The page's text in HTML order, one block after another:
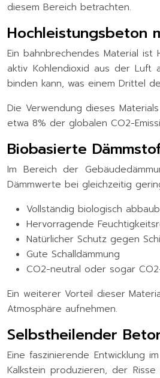
diesem Bereich betrachten.
Hochleistungsbeton
Ein bahnbrechendes Material
aktiv Kohlendioxid aus der Luft
binden kann, was einem Drittel
Die Verwendung dieses
etwa 8% der globalen CO2-
Biobasierte
Im Bereich der
Dämmwerte bei gleichzeitig
Vollständig biologisch
Hervorragende
Natürlicher Schutz gegen
Gute Schalldämmung
CO2-neutral oder sogar
Ein weiterer Vorteil dieser
Atmosphäre aufnehmen.
Selbstheilender
Eine faszinierende Entwicklung
Kalkstein produzieren, der